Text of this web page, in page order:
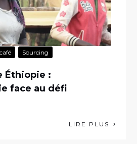
Sourcing
Éthiopie :
face au défi
LIRE PLUS